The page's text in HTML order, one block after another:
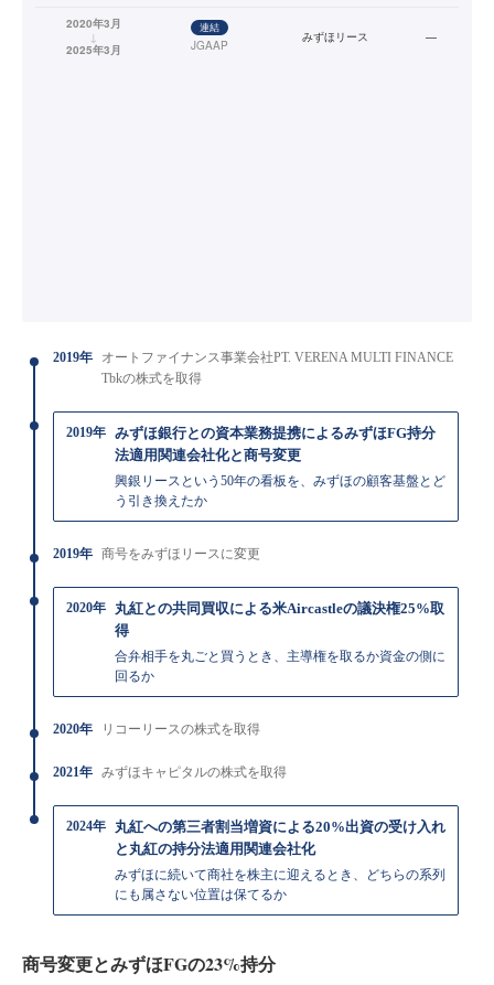
2020年3月
↓
2025年3月
連結
JGAAP
みずほリース —
2019年
オートファイナンス事業会社PT. VERENA MULTI FINANCE
Tbkの株式を取得
2019年 みずほ銀行との資本業務提携によるみずほFG持分
法適用関連会社化と商号変更
興銀リースという50年の看板を、みずほの顧客基盤とど
う引き換えたか
2019年 商号をみずほリースに変更
2020年
丸紅との共同買収による米Aircastleの議決権25%取
得
合弁相手を丸ごと買うとき、主導権を取るか資金の側に
回るか
2020年 リコーリースの株式を取得
2021年 みずほキャピタルの株式を取得
2024年
丸紅への第三者割当増資による20%出資の受け入れ
と丸紅の持分法適用関連会社化
みずほに続いて商社を株主に迎えるとき、どちらの系列
にも属さない位置は保てるか
商号変更とみずほFGの23%持分